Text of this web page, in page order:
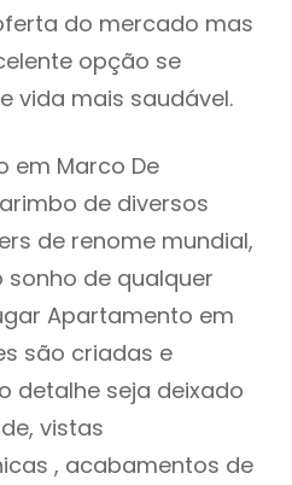
do mercado mas
opção se
vida mais saudável.
em Marco De
de diversos
de renome mundial,
de qualquer
Apartamento em
são criadas e
detalhe seja deixado
vistas
, acabamentos de